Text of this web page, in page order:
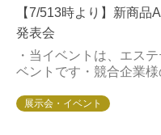
【7/513時より】新商
発表会
・当イベントは、エス
ベントです・競合企業
もございます。予めご了
展示会・イベント